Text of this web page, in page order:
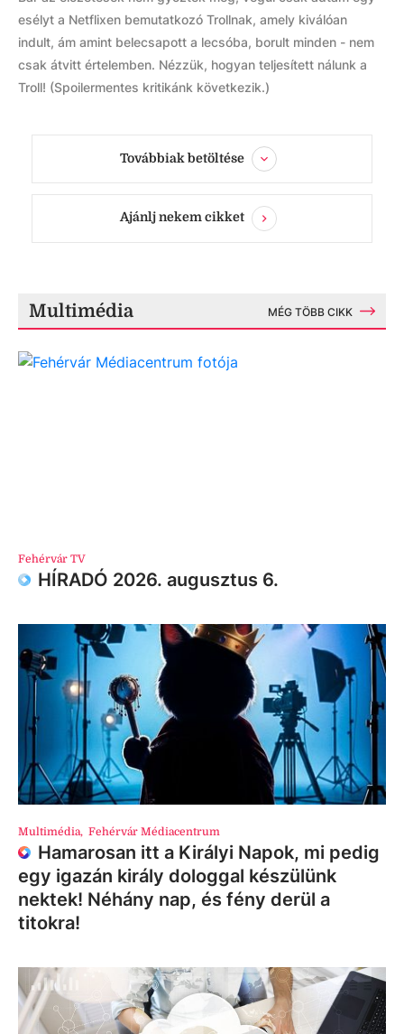
esélyt a Netflixen bemutatkozó Trollnak, amely kiválóan
indult, ám amint belecsapott a lecsóba, borult minden - nem
csak átvitt értelemben. Nézzük, hogyan teljesített nálunk a
Troll! (Spoilermentes kritikánk következik.)
Továbbiak betöltése
Ajánlj nekem cikket
Multimédia MÉG TÖBB CIKK
Fehérvár TV
HÍRADÓ 2026. augusztus 6.
Multimédia, Fehérvár Médiacentrum
Hamarosan itt a Királyi Napok, mi pedig
egy igazán király dologgal készülünk
nektek! Néhány nap, és fény derül a
titokra!